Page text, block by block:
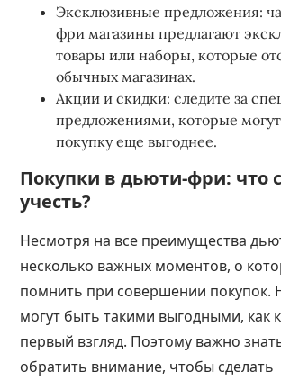
Эксклюзивные предложения:
фри магазины предлагают
товары или наборы, которые
обычных магазинах.
Акции и скидки: следите за
предложениями, которые
покупку еще выгоднее.
Покупки в дьюти-фри: что
учесть?
Несмотря на все преимущества
несколько важных моментов, о
помнить при совершении покупок.
могут быть такими выгодными, как
первый взгляд. Поэтому важно
обратить внимание, чтобы сделать